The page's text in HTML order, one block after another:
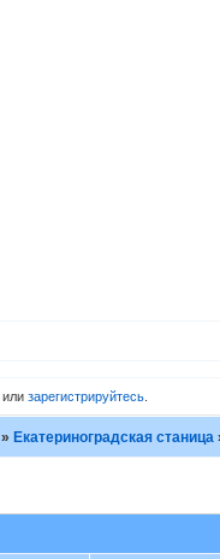
илизарегистрируйтесь
» Екатериноградская станица